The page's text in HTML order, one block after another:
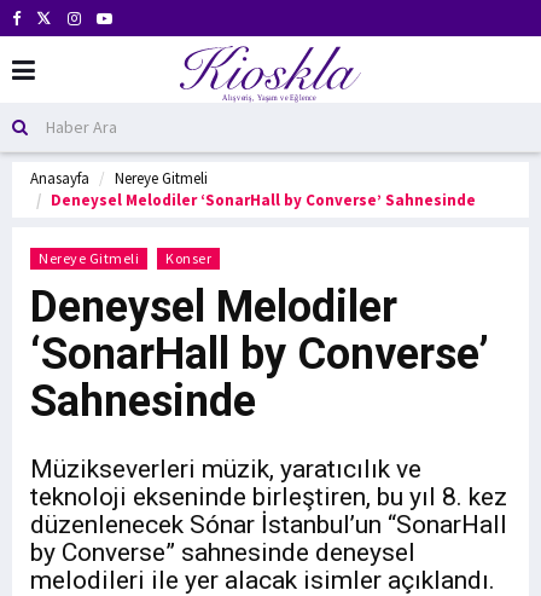
Anasayfa
Nereye Gitmeli
Deneysel Melodiler ‘SonarHall by Converse’ Sahnesinde
Nereye Gitmeli Konser
Deneysel Melodiler
‘SonarHall by Converse’
Sahnesinde
Müzikseverleri müzik, yaratıcılık ve
teknoloji ekseninde birleştiren, bu yıl 8. kez
düzenlenecek Sónar İstanbul’un “SonarHall
by Converse” sahnesinde deneysel
melodileri ile yer alacak isimler açıklandı.